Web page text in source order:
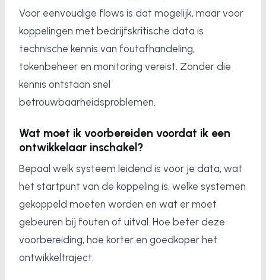
Voor eenvoudige flows is dat mogelijk, maar voor
koppelingen met bedrijfskritische data is
technische kennis van foutafhandeling,
tokenbeheer en monitoring vereist. Zonder die
kennis ontstaan snel
betrouwbaarheidsproblemen.
Wat moet ik voorbereiden voordat ik een
ontwikkelaar inschakel?
Bepaal welk systeem leidend is voor je data, wat
het startpunt van de koppeling is, welke systemen
gekoppeld moeten worden en wat er moet
gebeuren bij fouten of uitval. Hoe beter deze
voorbereiding, hoe korter en goedkoper het
ontwikkeltraject.